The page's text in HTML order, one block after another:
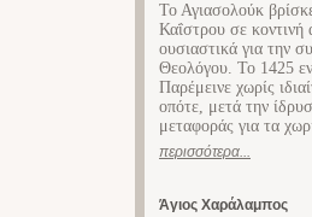
Το Αγιασολούκ
Καΐστρου σε
ουσιαστικά για την
Θεολόγου. Το 1425
Παρέμεινε χωρίς
οπότε, μετά την
μεταφοράς για τα
περισσότερα...
Άγιος Χαράλαμπος